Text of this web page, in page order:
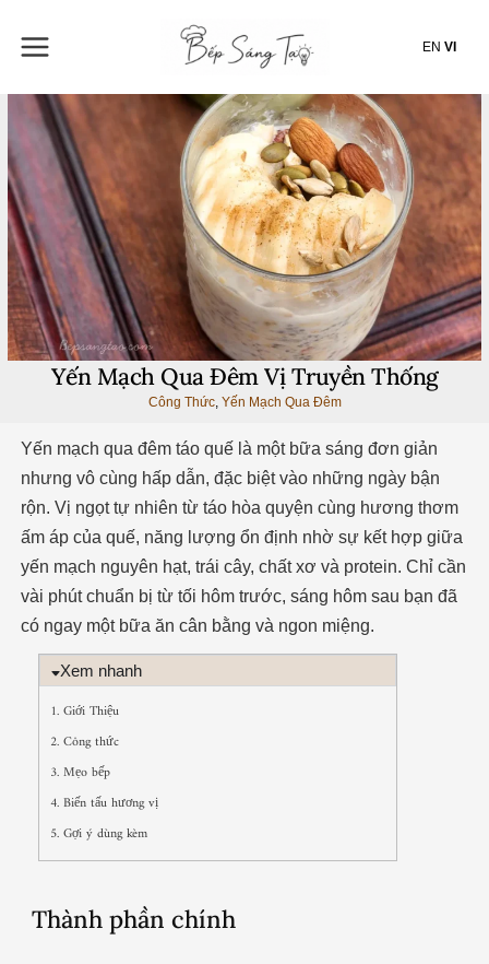
dung
EN VI
Yến Mạch Qua Đêm Vị Truyền Thống
Công Thức, Yến Mạch Qua Đêm
Yến mạch qua đêm táo quế là một bữa sáng đơn giản
nhưng vô cùng hấp dẫn, đặc biệt vào những ngày bận
rộn. Vị ngọt tự nhiên từ táo hòa quyện cùng hương thơm
ấm áp của quế, năng lượng ổn định nhờ sự kết hợp giữa
yến mạch nguyên hạt, trái cây, chất xơ và protein. Chỉ cần
vài phút chuẩn bị từ tối hôm trước, sáng hôm sau bạn đã
có ngay một bữa ăn cân bằng và ngon miệng.
Xem nhanh
1. Giới Thiệu
2. Công thức
3. Mẹo bếp
4. Biến tấu hương vị
5. Gợi ý dùng kèm
Thành phần chính